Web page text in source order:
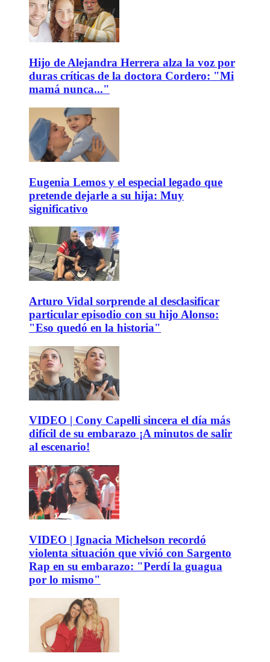
Hijo de Alejandra Herrera alza la voz por
duras críticas de la doctora Cordero: "Mi
mamá nunca..."
Eugenia Lemos y el especial legado que
pretende dejarle a su hija: Muy
significativo
Arturo Vidal sorprende al desclasificar
particular episodio con su hijo Alonso:
"Eso quedó en la historia"
VIDEO | Cony Capelli sincera el día más
difícil de su embarazo ¡A minutos de salir
al escenario!
VIDEO | Ignacia Michelson recordó
violenta situación que vivió con Sargento
Rap en su embarazo: "Perdí la guagua
por lo mismo"